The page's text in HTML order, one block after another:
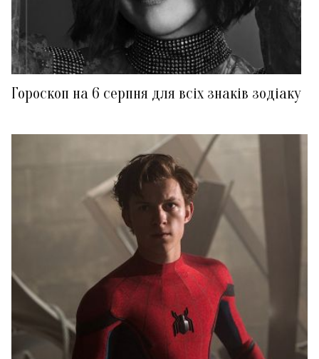
Гороскоп на 6 серпня для всіх знаків зодіаку